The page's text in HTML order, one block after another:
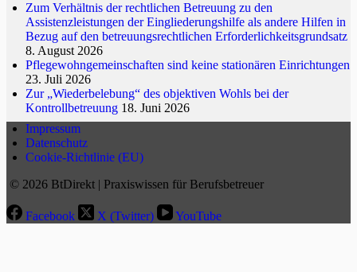
Zum Verhältnis der rechtlichen Betreuung zu den
Assistenzleistungen der Eingliederungshilfe als andere Hilfen in
Bezug auf den betreuungsrechtlichen Erforderlichkeitsgrundsatz
8. August 2026
Pflegewohngemeinschaften sind keine stationären Einrichtungen
23. Juli 2026
Zur „Wiederbelebung“ des objektiven Wohls bei der
Kontrollbetreuung 18. Juni 2026
Impressum
Datenschutz
Cookie-Richtlinie (EU)
© 2026 BtDirekt | Praxiswissen für Berufsbetreuer
Facebook X (Twitter) YouTube